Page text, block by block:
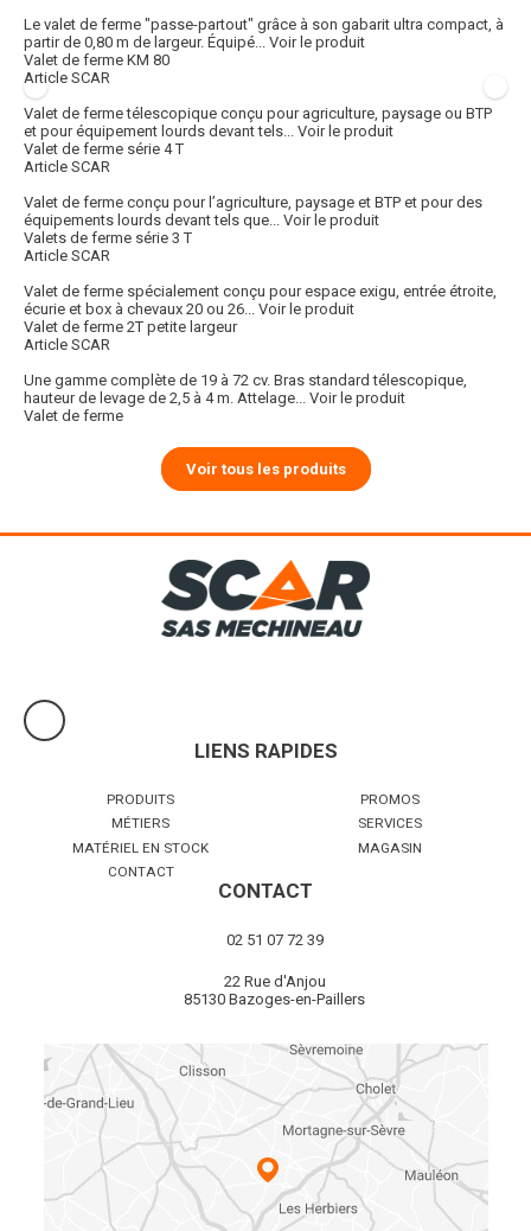
Le valet de ferme "passe-partout" grâce à son gabarit ultra compact, à
partir de 0,80 m de largeur. Équipé... Voir le produit
Valet de ferme KM 80
Article SCAR
Valet de ferme télescopique conçu pour agriculture, paysage ou BTP
et pour équipement lourds devant tels... Voir le produit
Valet de ferme série 4 T
Article SCAR
Valet de ferme conçu pour l’agriculture, paysage et BTP et pour des
équipements lourds devant tels que... Voir le produit
Valets de ferme série 3 T
Article SCAR
Valet de ferme spécialement conçu pour espace exigu, entrée étroite,
écurie et box à chevaux 20 ou 26... Voir le produit
Valet de ferme 2T petite largeur
Article SCAR
Une gamme complète de 19 à 72 cv. Bras standard télescopique,
hauteur de levage de 2,5 à 4 m. Attelage... Voir le produit
Valet de ferme
Voir tous les produits
LIENS RAPIDES
PRODUITS
PROMOS
MÉTIERS
SERVICES
MATÉRIEL EN STOCK
MAGASIN
CONTACT
CONTACT
02 51 07 72 39
22 Rue d'Anjou
85130 Bazoges-en-Paillers